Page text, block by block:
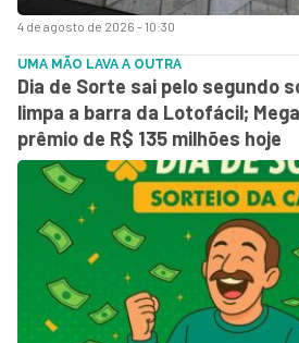
4 de agosto de 2026 - 10:30
UMA MÃO LAVA A OUTRA
Dia de Sorte sai pelo segundo
limpa a barra da Lotofácil;
prêmio de R$ 135 milhões hoje